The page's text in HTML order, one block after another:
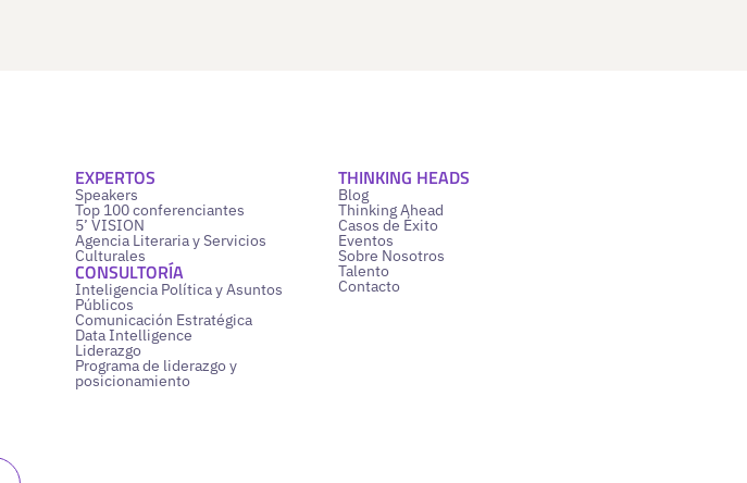
EXPERTOS
Speakers
Top 100 conferenciantes
5’ VISION
Agencia Literaria y Servicios
Culturales
CONSULTORÍA
Inteligencia Política y Asuntos
Públicos
Comunicación Estratégica
Data Intelligence
Liderazgo
Programa de liderazgo y
posicionamiento
THINKING HEADS
Blog
Thinking Ahead
Casos de Éxito
Eventos
Sobre Nosotros
Talento
Contacto